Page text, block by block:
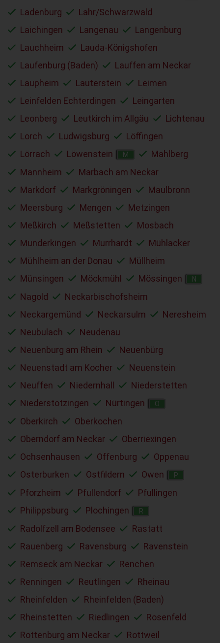
Ladenburg
Lahr/Schwarzwald
Laichingen
Langenau
Langenburg
Lauchheim
Lauda-Königshofen
Laufenburg (Baden)
Lauffen am Neckar
Laupheim
Lauterstein
Leimen
Leinfelden Echterdingen
Leingarten
Leonberg
Leutkirch im Allgäu
Lichtenau
Lorch
Ludwigsburg
Löffingen
Lörrach
Löwenstein M
Mahlberg
Mannheim
Marbach am Neckar
Markdorf
Markgröningen
Maulbronn
Meersburg
Mengen
Metzingen
Meßkirch
Meßstetten
Mosbach
Munderkingen
Murrhardt
Mühlacker
Mühlheim an der Donau
Müllheim
Münsingen
Möckmühl Mössingen N
Nagold
Neckarbischofsheim
Neckargemünd
Neckarsulm
Neresheim
Neubulach
Neudenau
Neuenburg am Rhein
Neuenbürg
Neuenstadt am Kocher
Neuenstein
Neuffen
Niedernhall
Niederstetten
Niederstotzingen
Nürtingen O
Oberkirch
Oberkochen
Oberndorf am Neckar
Oberriexingen
Ochsenhausen
Offenburg
Oppenau
Osterburken
Ostfildern Owen P
Pforzheim Pfullendorf
Pfullingen
Philippsburg
Plochingen R
Radolfzell am Bodensee
Rastatt
Rauenberg
Ravensburg
Ravenstein
Remseck am Neckar
Renchen
Renningen
Reutlingen
Rheinau
Rheinfelden
Rheinfelden (Baden)
Rheinstetten
Riedlingen
Rosenfeld
Rottenburg am Neckar
Rottweil